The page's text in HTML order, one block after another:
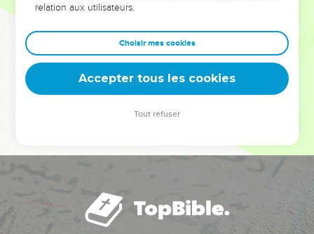
Dans cette conférence, leaders, entrepreneurs, et responsables
clés pour avancer avec plus de sagesse afin que leurs erreurs
deviennent vos tremplins. Que vous guidiez un ministère, une
équipe, un groupe ou une famille, leur expérience est faite
relation aux utilisateurs.
Choisir mes cookies
Accepter tous les cookies
Tout refuser